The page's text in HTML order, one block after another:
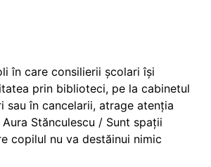
în care consilierii școlari își
prin biblioteci, pe la cabinetul
sau în cancelarii, atrage atenția
Stănculescu / Sunt spații
copilul nu va destăinui nimic